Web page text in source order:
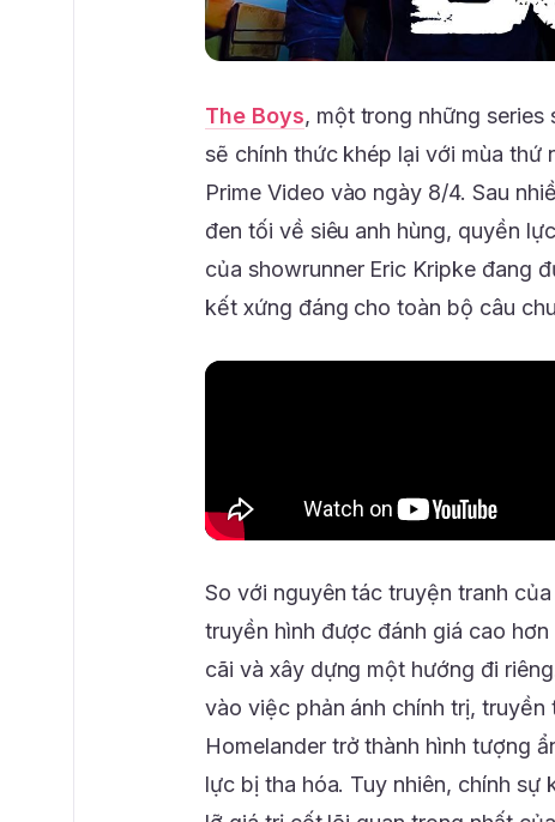
The Boys, một trong những series
sẽ chính thức khép lại với mùa thứ
Prime Video vào ngày 8/4. Sau
đen tối về siêu anh hùng, quyền
của showrunner Eric Kripke đang
kết xứng đáng cho toàn bộ câu
So với nguyên tác truyện tranh
truyền hình được đánh giá cao
cãi và xây dựng một hướng đi
vào việc phản ánh chính trị,
Homelander trở thành hình tượng
lực bị tha hóa. Tuy nhiên, chính